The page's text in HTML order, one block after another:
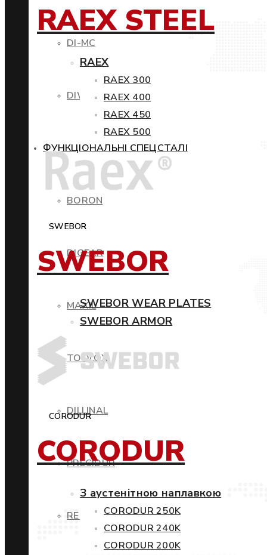
DI-MC
DIWIND
ФУНКЦІОНАЛЬНІ СПЕЦСТАЛІ
BORON
DIGEAR
MAXIL
TOOLOX
DILLINAL
PRECIDUR
RESTIL
RAEX STEEL
RAEX
RAEX 300
RAEX 400
RAEX 450
RAEX 500
SWEBOR
SWEBOR
SWEBOR WEAR PLATES
SWEBOR ARMOR
CORODUR
CORODUR
З аустенітною наплавкою
CORODUR 250K
CORODUR 240K
CORODUR 200K